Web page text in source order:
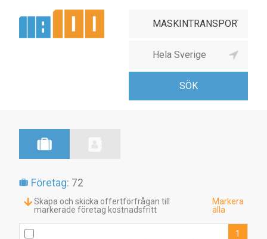
Företag: 72
Skapa och skicka offertförfrågan till
markerade företag kostnadsfritt
Markera
alla
1